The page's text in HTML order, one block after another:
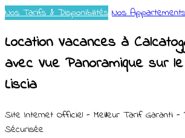
Nos Tarifs & Disponibilités Nos Appartements
Location Vacances à
avec Vue Panoramique sur
Liscia
Site Internet Officiel - Meilleur Tarif Garanti -
Sécurisée